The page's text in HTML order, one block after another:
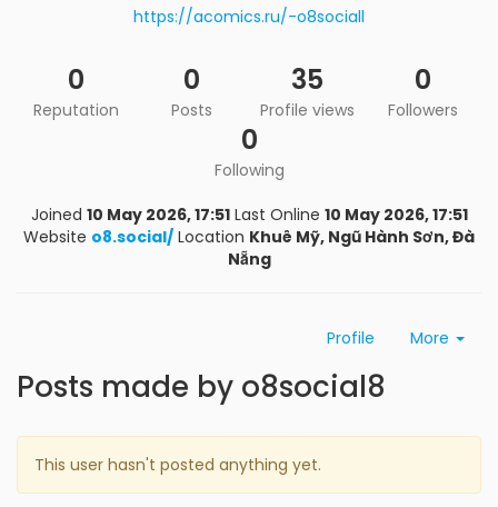
https://acomics.ru/-o8sociall
0
Reputation
0
Posts
35
Profile views
0
Followers
0
Following
Joined 10 May 2026, 17:51 Last Online 10 May 2026, 17:51
Website o8.social/ Location Khuê Mỹ, Ngũ Hành Sơn, Đà
Nẵng
Profile More
Posts made by o8social8
This user hasn't posted anything yet.